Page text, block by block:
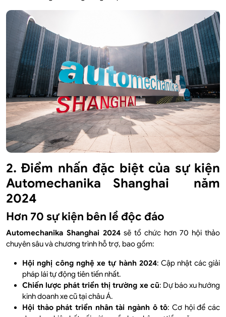
2. Điểm nhấn đặc biệt của sự kiện
Automechanika Shanghai năm
2024
Hơn 70 sự kiện bên lề độc đáo
Automechanika Shanghai 2024 sẽ tổ chức hơn 70 hội thảo
chuyên sâu và chương trình hỗ trợ, bao gồm:
Hội nghị công nghệ xe tự hành 2024: Cập nhật các giải
pháp lái tự động tiên tiến nhất.
Chiến lược phát triển thị trường xe cũ: Dự báo xu hướng
kinh doanh xe cũ tại châu Á.
Hội thảo phát triển nhân tài ngành ô tô: Cơ hội để các